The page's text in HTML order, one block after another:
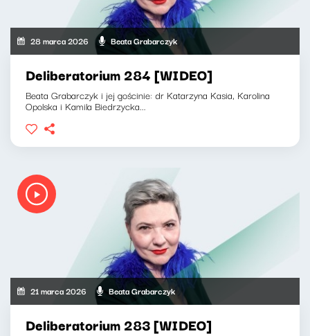
28 marca 2026 Beata Grabarczyk
Deliberatorium 284 [WIDEO]
Beata Grabarczyk i jej gościnie: dr Katarzyna Kasia, Karolina
Opolska i Kamila Biedrzycka...
21 marca 2026 Beata Grabarczyk
Deliberatorium 283 [WIDEO]